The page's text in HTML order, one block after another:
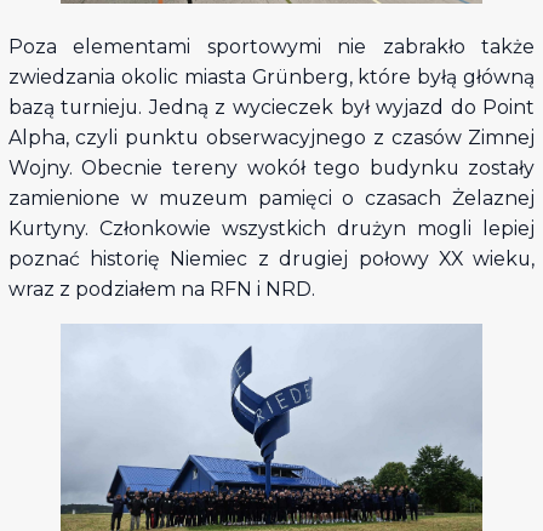
Poza elementami sportowymi nie zabrakło także
zwiedzania okolic miasta Grünberg, które byłą główną
bazą turnieju. Jedną z wycieczek był wyjazd do Point
Alpha, czyli punktu obserwacyjnego z czasów Zimnej
Wojny. Obecnie tereny wokół tego budynku zostały
zamienione w muzeum pamięci o czasach Żelaznej
Kurtyny. Członkowie wszystkich drużyn mogli lepiej
poznać historię Niemiec z drugiej połowy XX wieku,
wraz z podziałem na RFN i NRD.